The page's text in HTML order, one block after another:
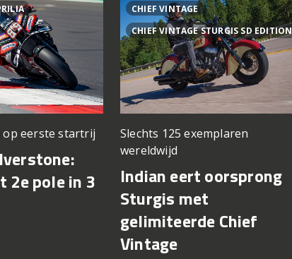
op eerste startrij
2e pole in 3
CHIEF VINTAGE
CHIEF VINTAGE STURGIS SD EDITION
Slechts 125 exemplaren
wereldwijd
Indian eert oorsprong
Sturgis met
gelimiteerde Chief
Vintage